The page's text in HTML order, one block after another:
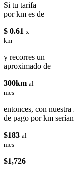
Si tu tarifa
por km es de
$ 0.61 x
km
y recorres un
aproximado de
300km al
mes
entonces, con nuestra
de pago por km serían
$183 al
mes
$1,726